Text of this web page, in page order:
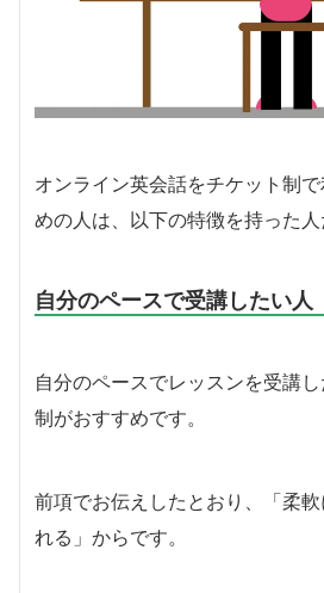
オンライン英会話をチケット制
めの人は、以下の特徴を持った人
自分のペースで受講したい人
自分のペースでレッスンを受講
制がおすすめです。
前項でお伝えしたとおり、「柔
れる」からです。